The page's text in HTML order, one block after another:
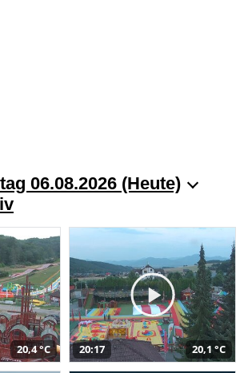
06.08.2026 (Heute)
20,4 °C 20:17 20,1 °C